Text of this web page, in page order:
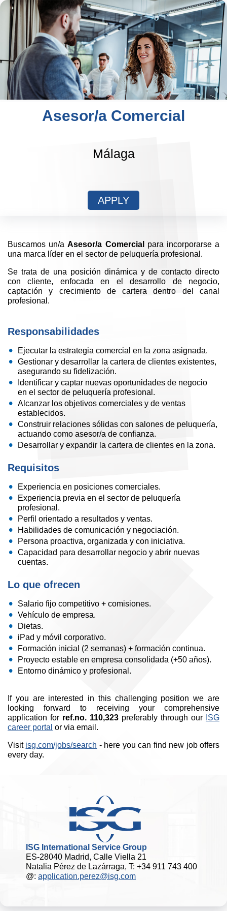
Asesor/a Comercial
Málaga
APPLY
Buscamos un/aAsesor/a Comercial
para incorporarse a
una marca líder en el sector de peluquería profesional.
Se trata de una posición dinámica y de contacto directo
con cliente, enfocada en el desarrollo de negocio,
captación y crecimiento de cartera dentro del canal
profesional.
Responsabilidades
Ejecutar la estrategia comercial en la zona asignada.
Gestionar y desarrollar la cartera de clientes existentes,
asegurando su fidelización.
Identificar y captar nuevas oportunidades de negocio
en el sector de peluquería profesional.
Alcanzar los objetivos comerciales y de ventas
establecidos.
Construir relaciones sólidas con salones de peluquería,
actuando como asesor/a de confianza.
Desarrollar y expandir la cartera de clientes en la zona.
Requisitos
Experiencia en posiciones comerciales.
Experiencia previa en el sector de peluquería
profesional.
Perfil orientado a resultados y ventas.
Habilidades de comunicación y negociación.
Persona proactiva, organizada y con iniciativa.
Capacidad para desarrollar negocio y abrir nuevas
cuentas.
Lo que ofrecen
Salario fijo competitivo + comisiones.
Vehículo de empresa.
Dietas.
iPad y móvil corporativo.
Formación inicial (2 semanas) + formación continua.
Proyecto estable en empresa consolidada (+50 años).
Entorno dinámico y profesional.
If you are interested in this challenging position we are
looking forward to receiving your comprehensive
application for ref.no. 110,323 preferably through our
ISG
career portal or via email.
Visit isg.com/jobs/search - here you can find new job offers
every day.
ISG International Service Group
ES-28040 Madrid, Calle Viella 21
Natalia Pérez de Lazárraga, T: +34 911 743 400
@: application.perez@isg.com